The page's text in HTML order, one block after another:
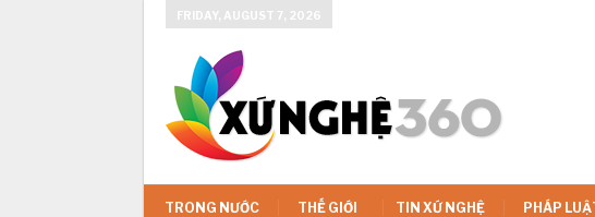
FRIDAY, AUGUST 7, 2026
TRONG NƯỚC THẾ GIỚI TIN XỨ NGHỆ PHÁP